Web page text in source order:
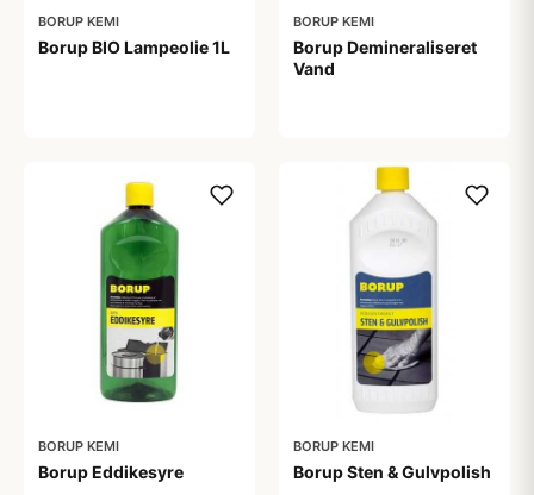
BORUP KEMI
Borup BIO Lampeolie 1L
BORUP KEMI
Borup Demineraliseret
Vand
BORUP KEMI
Borup Eddikesyre
BORUP KEMI
Borup Sten & Gulvpolish